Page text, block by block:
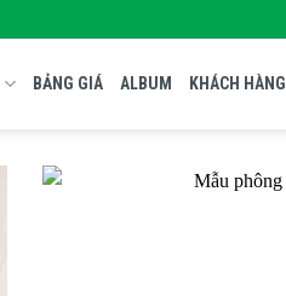
BẢNG GIÁ ALBUM KHÁCH HÀNG